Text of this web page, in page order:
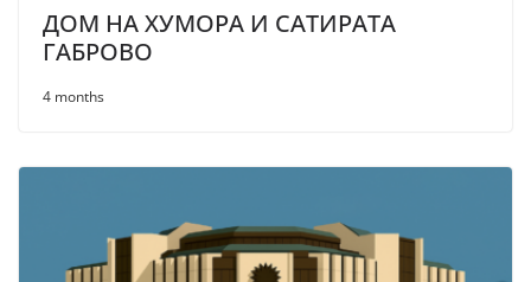
ДОМ НА ХУМОРА И САТИРАТА
ГАБРОВО
4 months